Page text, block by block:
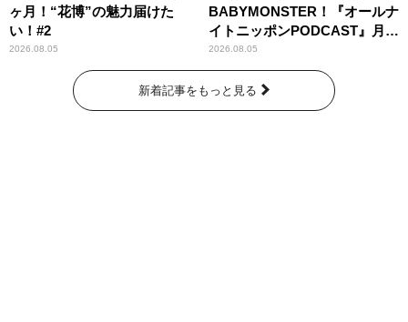
ヶ月！“花博”の魅力届けた
い！#2
2026.08.05
BABYMONSTER！『オールナ
イトニッポンPODCAST』月替
わりパーソナリティ
2026.08.05
新着記事をもっと見る